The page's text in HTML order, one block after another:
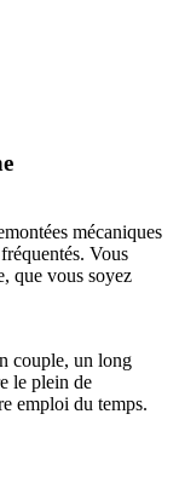
mécaniques
Vous
que vous soyez
couple, un long
le plein de
emploi du temps.